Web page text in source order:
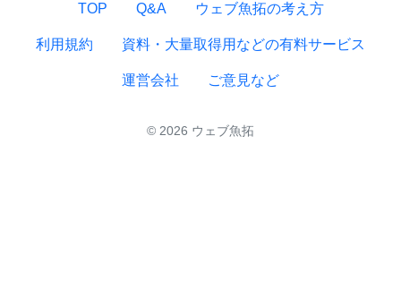
TOP Q&A ウェブ魚拓の考え方
利用規約 資料・大量取得用などの有料サービス
運営会社 ご意見など
© 2026 ウェブ魚拓